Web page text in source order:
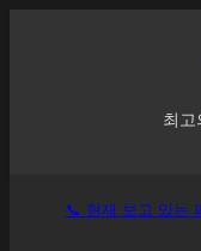
최고
📞 현재 보고 있는